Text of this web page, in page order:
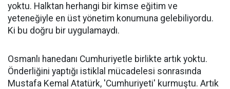
yoktu. Halktan herhangi bir kimse eğitim ve
yeteneğiyle en üst yönetim konumuna gelebiliyordu.
Ki bu doğru bir uygulamaydı.
Osmanlı hanedanı Cumhuriyetle birlikte artık yoktu.
Önderliğini yaptığı istiklal mücadelesi sonrasında
Mustafa Kemal Atatürk, 'Cumhuriyeti' kurmuştu. Artık